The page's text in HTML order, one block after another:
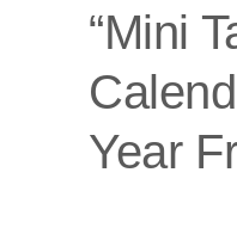
“Mini
Year